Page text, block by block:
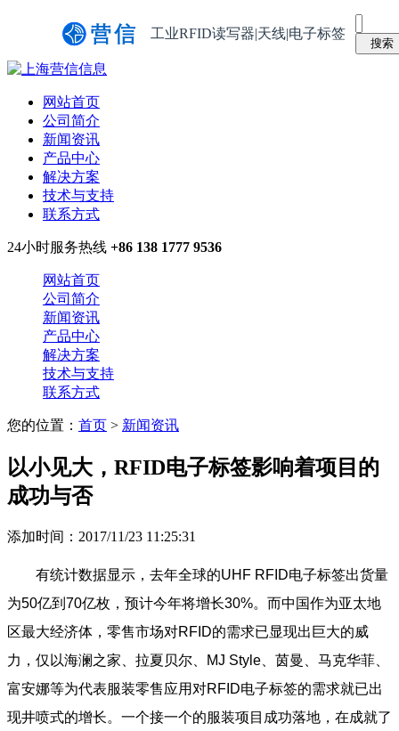
工业RFID读写器|天线|电子标签
网站首页
公司简介
新闻资讯
产品中心
解决方案
技术与支持
联系方式
24小时服务热线 +86 138 1777 9536
网站首页
公司简介
新闻资讯
产品中心
解决方案
技术与支持
联系方式
您的位置： 首页 > 新闻资讯
以小见大，RFID电子标签影响着项目的
成功与否
添加时间：2017/11/23 11:25:31
有统计数据显示，去年全球的UHF RFID电子标签出货量
为50亿到70亿枚，预计今年将增长30%。而中国作为亚太地
区最大经济体，零售市场对RFID的需求已显现出巨大的威
力，仅以海澜之家、拉夏贝尔、MJ Style、茵曼、马克华菲、
富安娜等为代表服装零售应用对RFID电子标签的需求就已出
现井喷式的增长。一个接一个的服装项目成功落地，在成就了